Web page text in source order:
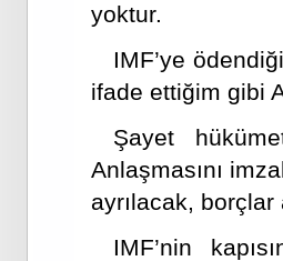
yoktur.
IMF’ye
ifade ettiğim gibi
Şayet
Anlaşmasını
ayrılacak, borçlar
IMF’nin